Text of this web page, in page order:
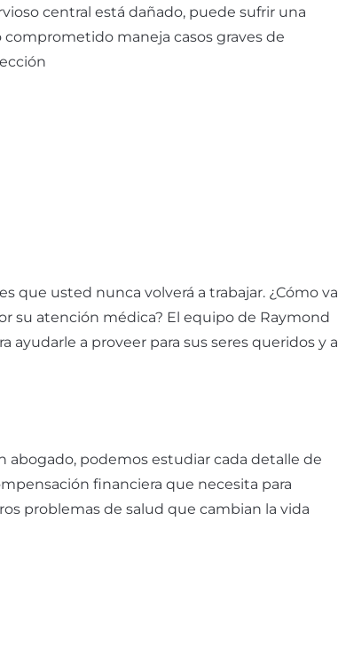
central está dañado, puede sufrir una
maneja casos graves de
que usted nunca volverá a trabajar. ¿Cómo va
su atención médica? El equipo de Raymond
a proveer para sus seres queridos y a
podemos estudiar cada detalle de
financiera que necesita para
problemas de salud que cambian la vida